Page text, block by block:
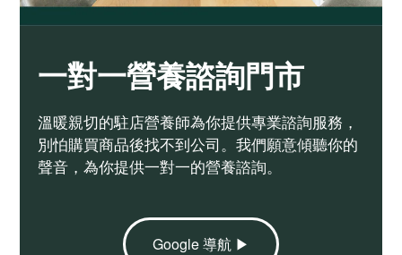
一對一營養諮詢門市
溫暖親切的駐店營養師為你提供專業諮詢服務，
別怕購買商品後找不到公司。我們願意傾聽你的
聲音，為你提供一對一的營養諮詢。
Google 導航 ▶